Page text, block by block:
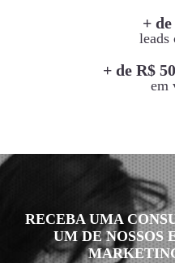
+
leads
+ de R$
em
RECEBA UMA
UM DE NOSSOS